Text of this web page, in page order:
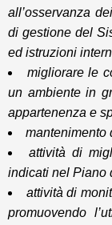
all’osservanza
di gestione del
ed istruzioni
migliorare le
un ambiente in
appartenenza e
mantenimento
attività di
indicati nel Piano
attività di
promuovendo